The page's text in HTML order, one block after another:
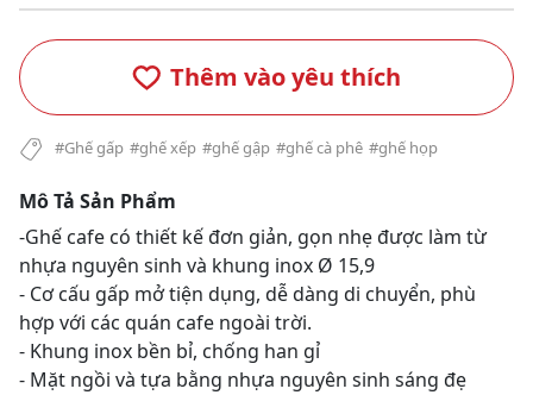
Thêm vào yêu thích
#Ghế gấp #ghế xếp #ghế gập #ghế cà phê #ghế họp
Mô Tả Sản Phẩm
-Ghế cafe có thiết kế đơn giản, gọn nhẹ được làm từ
nhựa nguyên sinh và khung inox Ø 15,9
- Cơ cấu gấp mở tiện dụng, dễ dàng di chuyển, phù
hợp với các quán cafe ngoài trời.
- Khung inox bền bỉ, chống han gỉ
- Mặt ngồi và tựa bằng nhựa nguyên sinh sáng đẹ